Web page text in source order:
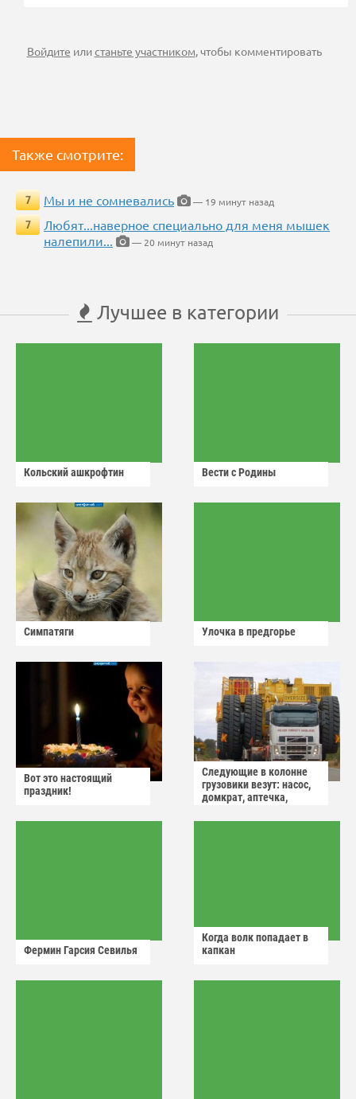
Войдите илистаньте участником, чтобы комментировать
Также смотрите:
7 Мы и не сомневались
— 19 минут назад
7
Любят...наверное специально для меня мышек
налепили...
— 20 минут назад
Лучшее в категории
Кольский ашкрофтин Вести с Родины
Симпатяги Улочка в предгорье
Вот это настоящий
праздник!
Следующие в колонне
грузовики везут: насос,
домкрат, аптечка,
Фермин Гарсия Севилья
Когда волк попадает в
капкан